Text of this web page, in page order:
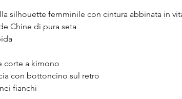
silhouette femminile con cintura abbinata in
Chine di pura seta
corte a kimono
con bottoncino sul retro
fianchi